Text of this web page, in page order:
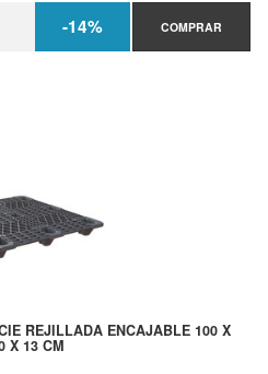
-14% COMPRAR
REJILLADA ENCAJABLE 100 X
X 13 CM